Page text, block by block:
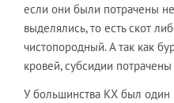
если они были потрачены
выделялись, то есть скот
чистопородный. А так как
кровей, субсидии
У большинства КХ был один